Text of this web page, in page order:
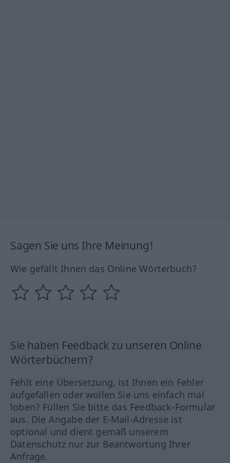
Sagen Sie uns Ihre Meinung!
Wie gefällt Ihnen das Online Wörterbuch?
Sie haben Feedback zu unseren Online
Wörterbüchern?
Fehlt eine Übersetzung, ist Ihnen ein Fehler
aufgefallen oder wollen Sie uns einfach mal
loben? Füllen Sie bitte das Feedback-Formular
aus. Die Angabe der E-Mail-Adresse ist
optional und dient gemäß unserem
Datenschutz nur zur Beantwortung Ihrer
Anfrage.